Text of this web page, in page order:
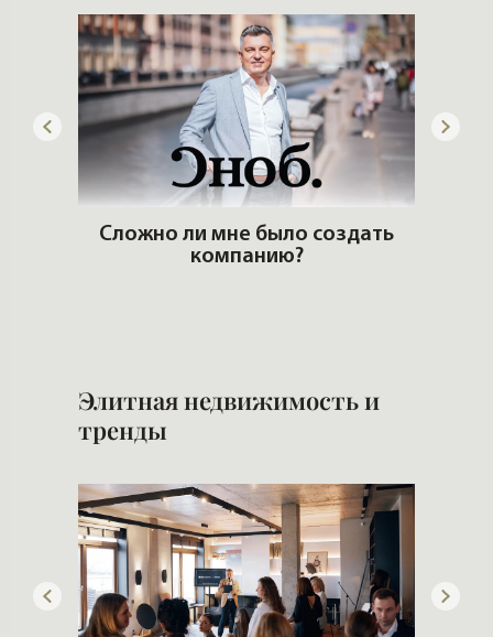
Сложно ли мне было создать
компанию?
Элитная недвижимость и
тренды